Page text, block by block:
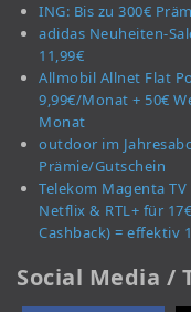
ING: Bis zu 300€
adidas Neuheiten-
11,99€
Allmobil Allnet Flat
9,99€/Monat + 50€
Monat
outdoor im
Prämie/Gutschein
Telekom Magenta
Netflix & RTL+ für
Cashback) = effektiv
Social Media /